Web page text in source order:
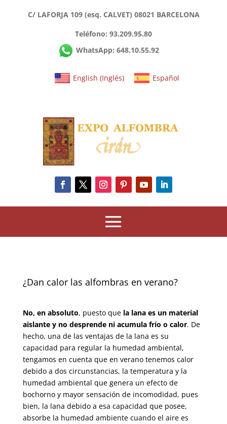
C/ LAFORJA 109 (esq. CALVET) 08021 BARCELONA
Teléfono: 93.209.95.80
WhatsApp: 648.10.55.92
English (Inglés) Español
¿Dan calor las alfombras en verano?
No, en absoluto, puesto que la lana es un material
aislante y no desprende ni acumula frío o calor. De
hecho, una de las ventajas de la lana es su
capacidad para regular la humedad ambiental,
tengamos en cuenta que en verano tenemos calor
debido a dos circunstancias, la temperatura y la
humedad ambiental que genera un efecto de
bochorno y mayor sensación de incomodidad, pues
bien, la lana debido a esa capacidad que posee,
absorbe la humedad ambiente cuando el aire es